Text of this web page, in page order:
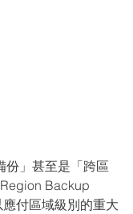
份」甚至是「跨區
Backup
付區域級別的重大